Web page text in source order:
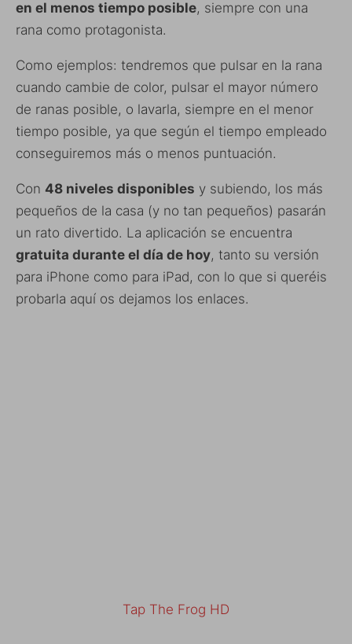
en el menos tiempo posible, siempre con una
rana como protagonista.
Como ejemplos: tendremos que pulsar en la rana
cuando cambie de color, pulsar el mayor número
de ranas posible, o lavarla, siempre en el menor
tiempo posible, ya que según el tiempo empleado
conseguiremos más o menos puntuación.
Con 48 niveles disponibles y subiendo, los más
pequeños de la casa (y no tan pequeños) pasarán
un rato divertido. La aplicación se encuentra
gratuita durante el día de hoy, tanto su versión
para iPhone como para iPad, con lo que si queréis
probarla aquí os dejamos los enlaces.
Tap The Frog HD